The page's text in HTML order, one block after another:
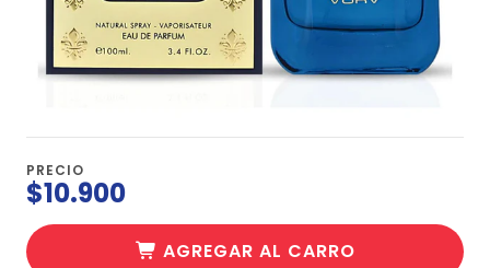
PRECIO
$10.900
AGREGAR AL CARRO